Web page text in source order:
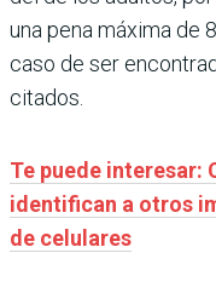
una pena máxima de
caso de ser
citados.
Te puede interesar:
identifican a otros
de celulares